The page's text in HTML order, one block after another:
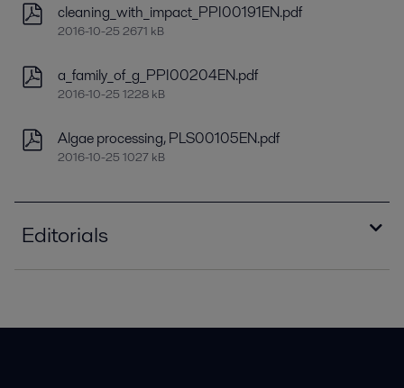
cleaning_with_impact_PPI00191EN.pdf
2016-10-25 2671 kB
a_family_of_g_PPI00204EN.pdf
2016-10-25 1228 kB
Algae processing, PLS00105EN.pdf
2016-10-25 1027 kB
Editorials